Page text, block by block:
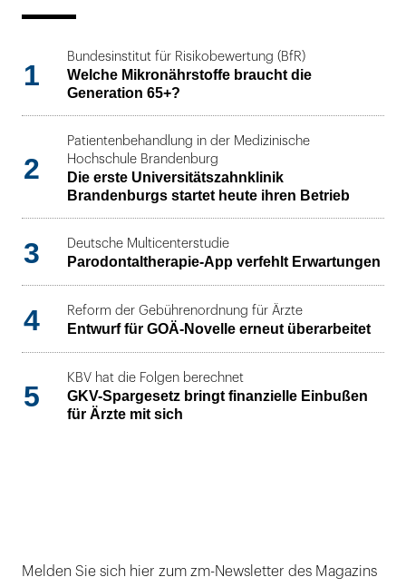
1
Bundesinstitut für Risikobewertung (BfR)
Welche Mikronährstoffe braucht die
Generation 65+?
2
Patientenbehandlung in der Medizinische
Hochschule Brandenburg
Die erste Universitätszahnklinik
Brandenburgs startet heute ihren Betrieb
3 Deutsche Multicenterstudie
Parodontaltherapie-App verfehlt Erwartungen
4 Reform der Gebührenordnung für Ärzte
Entwurf für GOÄ-Novelle erneut überarbeitet
5
KBV hat die Folgen berechnet
GKV-Spargesetz bringt finanzielle Einbußen
für Ärzte mit sich
Melden Sie sich hier zum zm-Newsletter des Magazins